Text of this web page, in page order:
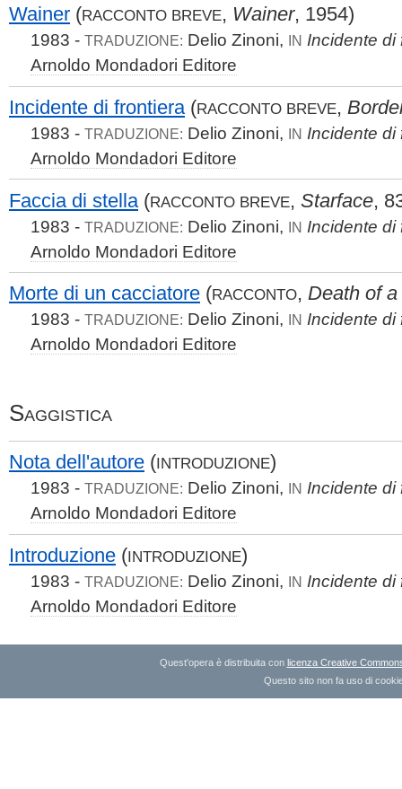
Wainer (RACCONTO BREVE, Wainer, 1954)
1983 - TRADUZIONE: Delio Zinoni, IN Incidente
Arnoldo Mondadori Editore
Incidente di frontiera(RACCONTO BREVE,
1983 - TRADUZIONE: Delio Zinoni, IN Incidente
Arnoldo Mondadori Editore
Faccia di stella (RACCONTO BREVE, Starface,
1983 - TRADUZIONE: Delio Zinoni, IN Incidente
Arnoldo Mondadori Editore
Morte di un cacciatore (RACCONTO, Death of
1983 - TRADUZIONE: Delio Zinoni, IN Incidente
Arnoldo Mondadori Editore
Saggistica
Nota dell'autore (INTRODUZIONE)
1983 - TRADUZIONE: Delio Zinoni, IN Incidente
Arnoldo Mondadori Editore
Introduzione (INTRODUZIONE)
1983 - TRADUZIONE: Delio Zinoni, IN Incidente
Arnoldo Mondadori Editore
Quest'opera è distribuita con licenza Creative
Questo sito non fa uso di